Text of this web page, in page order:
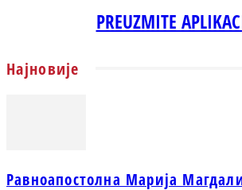
PREUZMITE
Најновије
Равноапостолна Марија